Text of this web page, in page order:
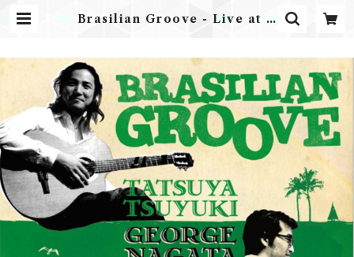
Brasilian Groove - Live at C
INE STORE